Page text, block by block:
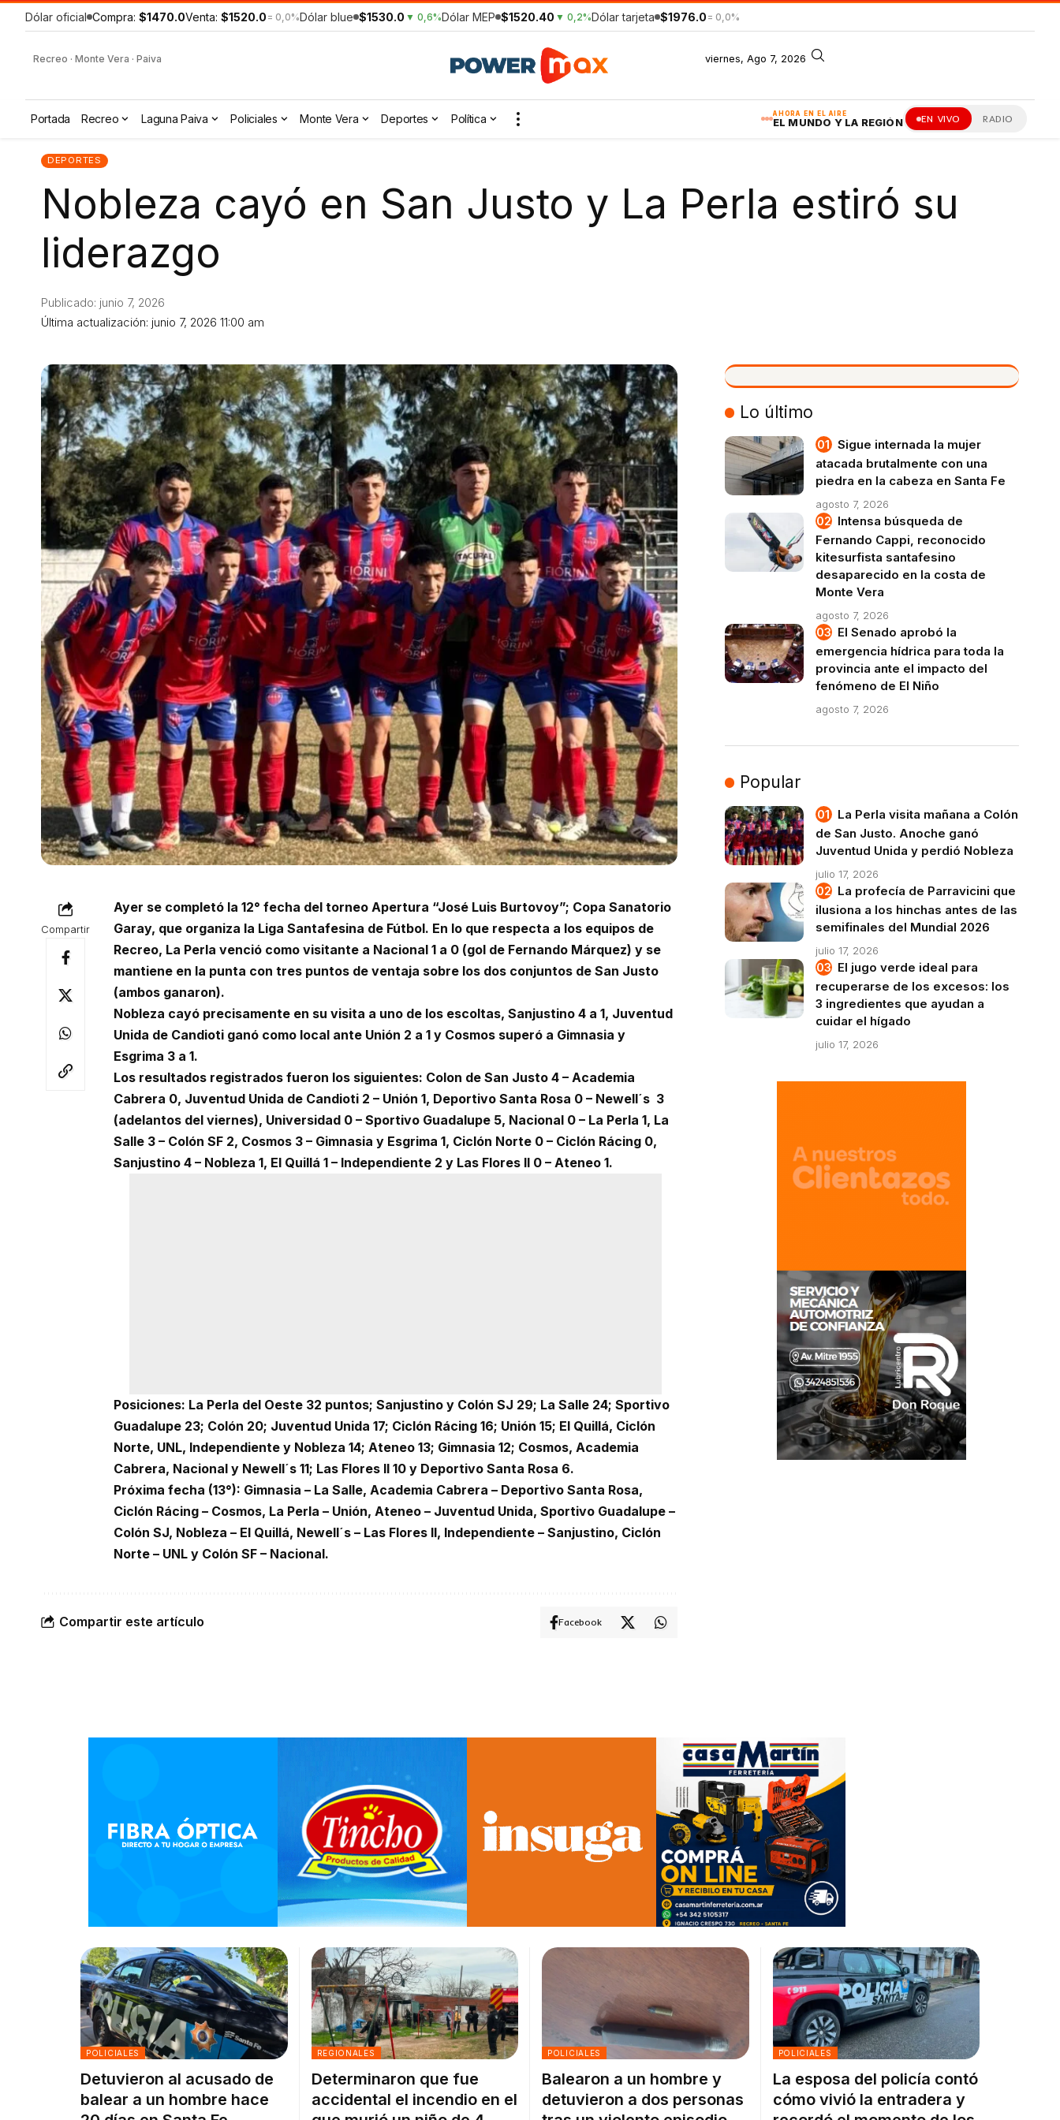
Dólar oficial Compra: $1470.0Venta: $1520.0 = 0,0%Dólar blue $1530.0 ▼ 0,6%Dólar MEP $1520.40 ▼ 0,2%Dólar tarjeta $1976.0 = 0,0%
Recreo · Monte Vera · Paiva viernes, Ago 7, 2026
AHORA EN EL AIRE
EL MUNDO Y LA REGIÓN EN VIVO RADIO
Portada Recreo Laguna Paiva Policiales Monte Vera Deportes Política
DEPORTES
Nobleza cayó en San Justo y La Perla estiró su
liderazgo
Última actualización: junio 7, 2026 11:00 am
Publicado: junio 7, 2026
Compartir
Ayer se completó la 12° fecha del torneo Apertura “José Luis Burtovoy”; Copa Sanatorio
Garay, que organiza la Liga Santafesina de Fútbol. En lo que respecta a los equipos de
Recreo, La Perla venció como visitante a Nacional 1 a 0 (gol de Fernando Márquez) y se
mantiene en la punta con tres puntos de ventaja sobre los dos conjuntos de San Justo
(ambos ganaron).
Nobleza cayó precisamente en su visita a uno de los escoltas, Sanjustino 4 a 1, Juventud
Unida de Candioti ganó como local ante Unión 2 a 1 y Cosmos superó a Gimnasia y
Esgrima 3 a 1.
Los resultados registrados fueron los siguientes: Colon de San Justo 4 – Academia
Cabrera 0, Juventud Unida de Candioti 2 – Unión 1, Deportivo Santa Rosa 0 – Newell´s 3
(adelantos del viernes), Universidad 0 – Sportivo Guadalupe 5, Nacional 0 – La Perla 1, La
Salle 3 – Colón SF 2, Cosmos 3 – Gimnasia y Esgrima 1, Ciclón Norte 0 – Ciclón Rácing 0,
Sanjustino 4 – Nobleza 1, El Quillá 1 – Independiente 2 y Las Flores II 0 – Ateneo 1.
Posiciones: La Perla del Oeste 32 puntos; Sanjustino y Colón SJ 29; La Salle 24; Sportivo
Guadalupe 23; Colón 20; Juventud Unida 17; Ciclón Rácing 16; Unión 15; El Quillá, Ciclón
Norte, UNL, Independiente y Nobleza 14; Ateneo 13; Gimnasia 12; Cosmos, Academia
Cabrera, Nacional y Newell´s 11; Las Flores II 10 y Deportivo Santa Rosa 6.
Próxima fecha (13°): Gimnasia – La Salle, Academia Cabrera – Deportivo Santa Rosa,
Ciclón Rácing – Cosmos, La Perla – Unión, Ateneo – Juventud Unida, Sportivo Guadalupe –
Colón SJ, Nobleza – El Quillá, Newell´s – Las Flores II, Independiente – Sanjustino, Ciclón
Norte – UNL y Colón SF – Nacional.
Compartir este artículo Facebook
VIVO
Lo último
Sigue internada la mujer
atacada brutalmente con una
piedra en la cabeza en Santa Fe
agosto 7, 2026
Intensa búsqueda de
Fernando Cappi, reconocido
kitesurfista santafesino
desaparecido en la costa de
Monte Vera
agosto 7, 2026
El Senado aprobó la
emergencia hídrica para toda la
provincia ante el impacto del
fenómeno de El Niño
agosto 7, 2026
Popular
La Perla visita mañana a Colón
de San Justo. Anoche ganó
Juventud Unida y perdió Nobleza
julio 17, 2026
La profecía de Parravicini que
ilusiona a los hinchas antes de las
semifinales del Mundial 2026
julio 17, 2026
El jugo verde ideal para
recuperarse de los excesos: los
3 ingredientes que ayudan a
cuidar el hígado
julio 17, 2026
POLICIALES
Detuvieron al acusado de
balear a un hombre hace
REGIONALES
Determinaron que fue
accidental el incendio en el
POLICIALES
Balearon a un hombre y
detuvieron a dos personas
POLICIALES
La esposa del policía contó
cómo vivió la entradera y